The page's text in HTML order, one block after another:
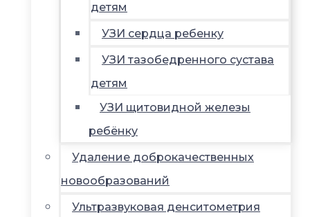
детям
УЗИ сердца ребенку
УЗИ тазобедренного сустава
детям
УЗИ щитовидной железы
ребёнку
Удаление доброкачественных
новообразований
Ультразвуковая денситометрия